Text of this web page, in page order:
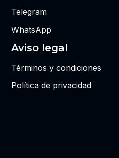
Telegram
WhatsApp
Aviso legal
Términos y condiciones
Política de privacidad